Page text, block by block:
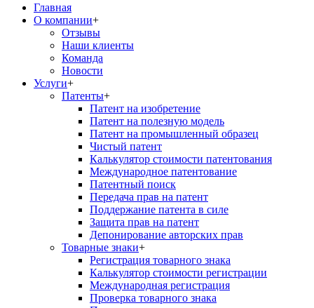
Главная
О компании+
Отзывы
Наши клиенты
Команда
Новости
Услуги+
Патенты+
Патент на изобретение
Патент на полезную модель
Патент на промышленный образец
Чистый патент
Калькулятор стоимости патентования
Международное патентование
Патентный поиск
Передача прав на патент
Поддержание патента в силе
Защита прав на патент
Депонирование авторских прав
Товарные знаки+
Регистрация товарного знака
Калькулятор стоимости регистрации
Международная регистрация
Проверка товарного знака